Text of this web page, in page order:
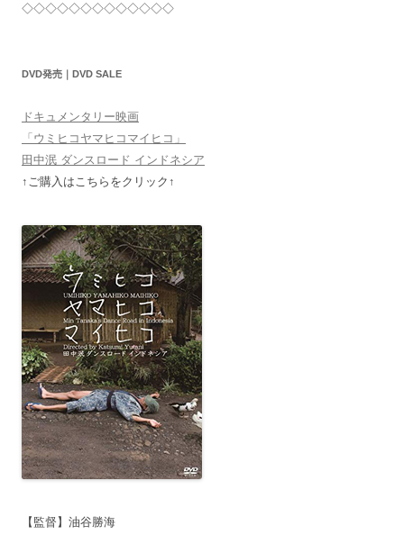
◇◇◇◇◇◇◇◇◇◇◇◇◇
DVD発売｜DVD SALE
ドキュメンタリー映画
「ウミヒコヤマヒコマイヒコ」
田中泯 ダンスロード インドネシア
↑ご購入はこちらをクリック↑
【監督】油谷勝海